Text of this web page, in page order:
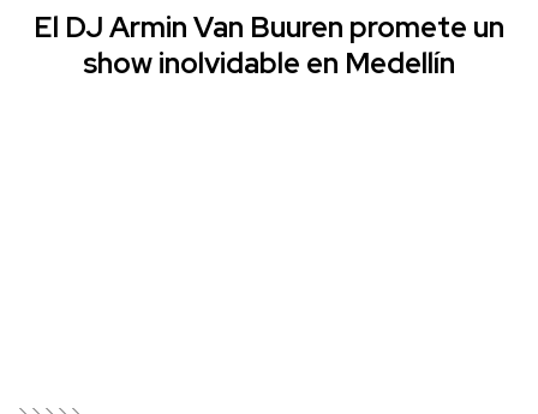
El DJ Armin Van Buuren promete un
show inolvidable en Medellín